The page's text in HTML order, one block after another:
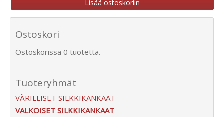
Ostoskori
Ostoskorissa 0 tuotetta.
Tuoteryhmät
VÄRILLISET SILKKIKANKAAT
VALKOISET SILKKIKANKAAT